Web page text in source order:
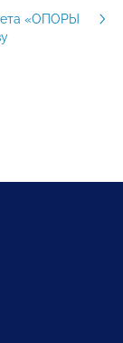
«ОПОРЫ